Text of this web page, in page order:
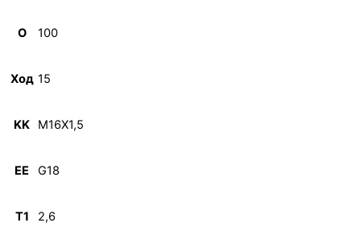
O 100
Ход 15
KK M16X1,5
EE G18
T1 2,6